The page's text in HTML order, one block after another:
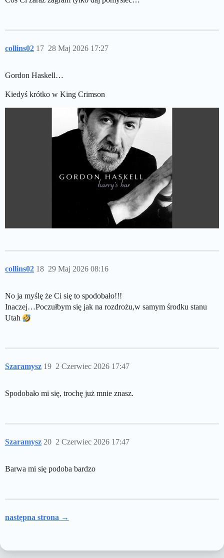
collins02 28 Maj 2026 17:27
17
Gordon Haskell…
Kiedyś krótko w King Crimson
collins02 29 Maj 2026 08:16
18
No ja myślę że Ci się to spodobało!!!
Inaczej…Poczułbym się jak na rozdrożu,w samym środku stanu
Utah
Szaramysz 2 Czerwiec 2026 17:47
19
Spodobało mi się, trochę już mnie znasz.
Szaramysz 2 Czerwiec 2026 17:47
20
Barwa mi się podoba bardzo
następna strona →